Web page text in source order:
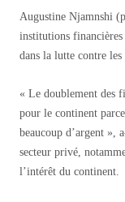
Augustine Njamnshi
institutions
dans la lutte contre
« Le doublement des
pour le continent
beaucoup d’argent »,
secteur privé,
l’intérêt du continent.